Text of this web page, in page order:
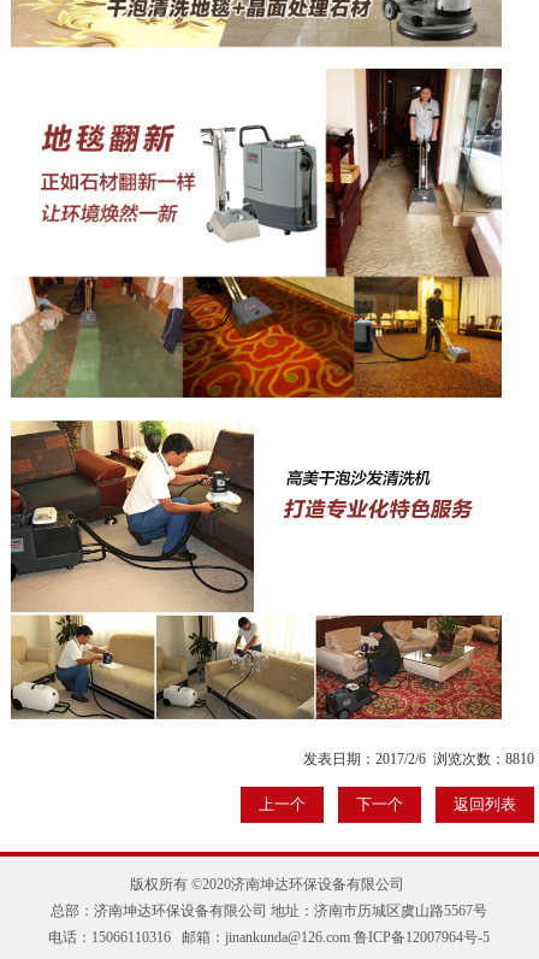
发表日期：2017/2/6 浏览次数：8810
上一个 下一个 返回列表
版权所有 ©2020济南坤达环保设备有限公司
总部：济南坤达环保设备有限公司 地址：济南市历城区虞山路5567号
电话：15066110316 邮箱：jinankunda@126.com鲁ICP备12007964号-5